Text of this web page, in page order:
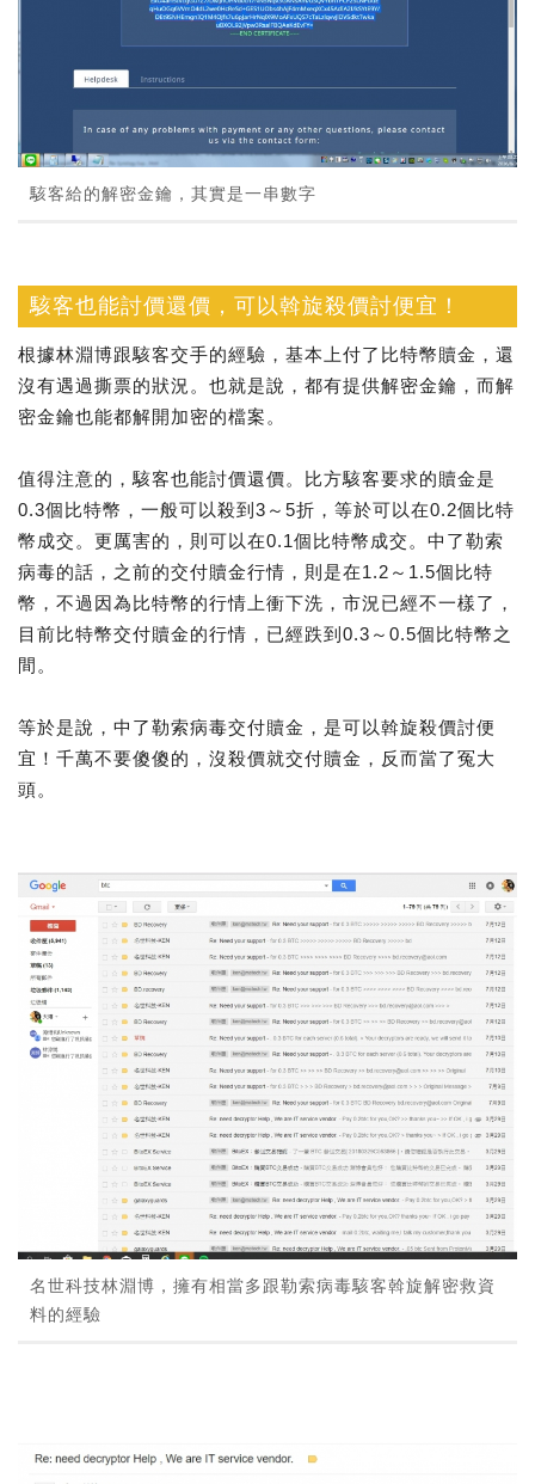
駭客給的解密金鑰，其實是一串數字
駭客也能討價還價，可以斡旋殺價討便宜！
根據林淵博跟駭客交手的經驗，基本上付了比特幣贖金，還
沒有遇過撕票的狀況。也就是說，都有提供解密金鑰，而解
密金鑰也能都解開加密的檔案。
值得注意的，駭客也能討價還價。比方駭客要求的贖金是
0.3個比特幣，一般可以殺到3～5折，等於可以在0.2個比特
幣成交。更厲害的，則可以在0.1個比特幣成交。中了勒索
病毒的話，之前的交付贖金行情，則是在1.2～1.5個比特
幣，不過因為比特幣的行情上衝下洗，市況已經不一樣了，
目前比特幣交付贖金的行情，已經跌到0.3～0.5個比特幣之
間。
等於是說，中了勒索病毒交付贖金，是可以斡旋殺價討便
宜！千萬不要傻傻的，沒殺價就交付贖金，反而當了冤大
頭。
名世科技林淵博，擁有相當多跟勒索病毒駭客斡旋解密救資
料的經驗